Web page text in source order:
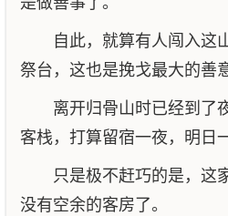
自此，就算有人闯入这
祭台，这也是挽戈最大的善
离开归骨山时已经到了
客栈，打算留宿一夜，明日
只是极不赶巧的是，这
没有空余的客房了。